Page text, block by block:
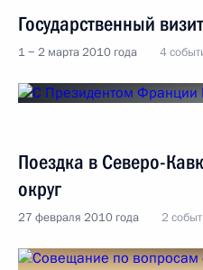
Государственный
1 − 2 марта 2010 года 4
Поездка в Северо-
округ
27 февраля 2010 года 2